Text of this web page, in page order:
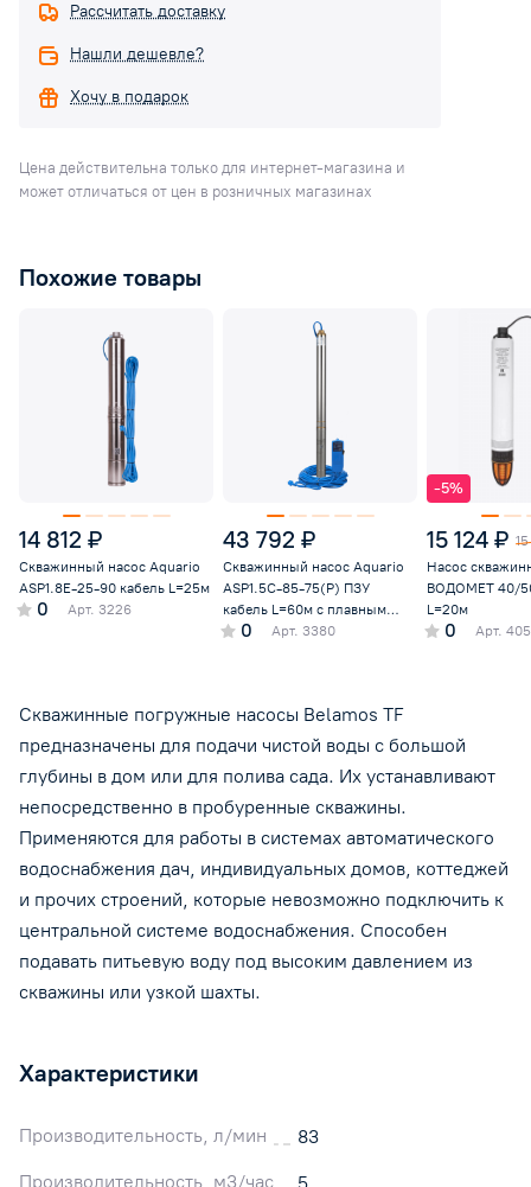
Рассчитать доставку
Нашли дешевле?
Хочу в подарок
Цена действительна только для интернет-магазина и
может отличаться от цен в розничных магазинах
Похожие товары
14 812 ₽
Скважинный насос Aquario
ASP1.8E-25-90 кабель L=25м
0 Арт. 3226
43 792 ₽
Скважинный насос Aquario
ASP1.5C-85-75(P) ПЗУ
кабель L=60м с плавным
пуском
0 Арт. 3380
-5%
15 124 ₽
Насос
ВОДОМЕТ 40/
L=20м
0 Арт.
Скважинные погружные насосы Belamos TF
предназначены для подачи чистой воды с большой
глубины в дом или для полива сада. Их устанавливают
непосредственно в пробуренные скважины.
Применяются для работы в системах автоматического
водоснабжения дач, индивидуальных домов, коттеджей
и прочих строений, которые невозможно подключить к
центральной системе водоснабжения. Способен
подавать питьевую воду под высоким давлением из
скважины или узкой шахты.
Характеристики
Производительность, л/мин
83
Производительность, м3/час
5